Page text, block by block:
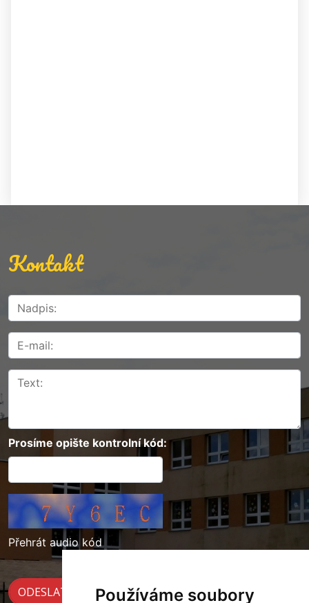
Používáme soubory
Kontakt
Prosíme opište kontrolní kód:
Přehrát audio kód